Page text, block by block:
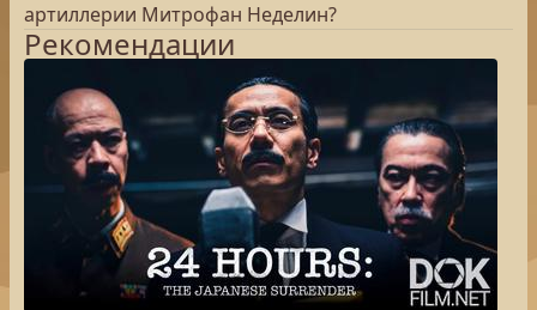
артиллерии Митрофан Неделин?
Рекомендации